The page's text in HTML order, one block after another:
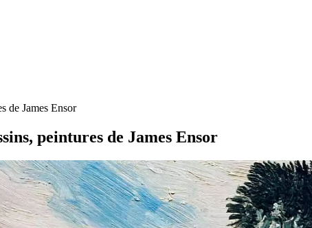
de James Ensor
peintures de James Ensor